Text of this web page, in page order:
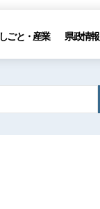
しごと・産業 県政情報